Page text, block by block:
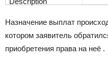
Назначение выплат
котором заявитель
приобретения права на неё .